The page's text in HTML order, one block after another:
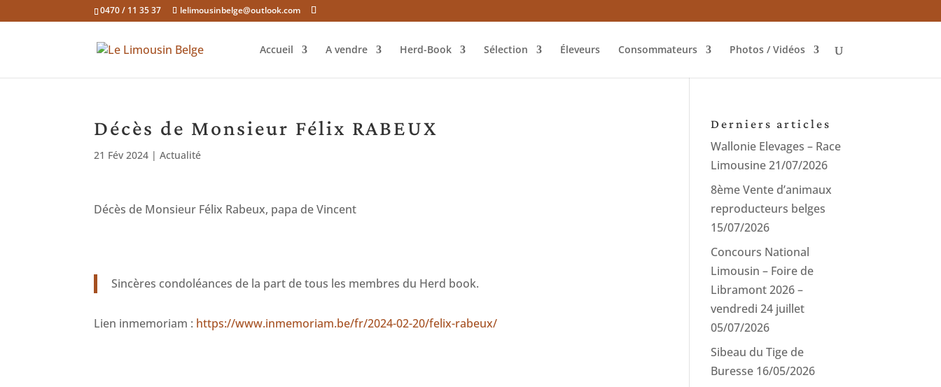
0470 / 11 35 37 lelimousinbelge@outlook.com
Accueil A vendre Herd-Book Sélection Éleveurs Consommateurs Photos / Vidéos
Décès de Monsieur Félix RABEUX
21 Fév 2024 |Actualité
Décès de Monsieur Félix Rabeux, papa de Vincent
Sincères condoléances de la part de tous les membres du Herd book.
Lien inmemoriam : https://www.inmemoriam.be/fr/2024-02-20/felix-rabeux/
Derniers articles
Wallonie Elevages – Race
Limousine21/07/2026
8ème Vente d’animaux
reproducteurs belges
15/07/2026
Concours National
Limousin – Foire de
Libramont 2026 –
vendredi 24 juillet
05/07/2026
Sibeau du Tige de
Buresse 16/05/2026